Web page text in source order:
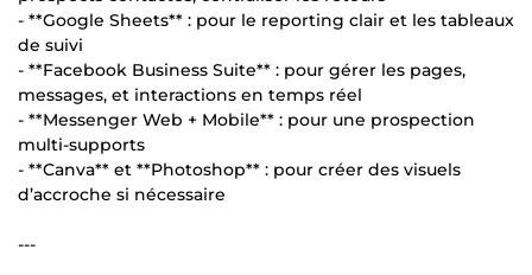
- **Google Sheets** : pour le reporting clair et les tableaux
de suivi
- **Facebook Business Suite** : pour gérer les pages,
messages, et interactions en temps réel
- **Messenger Web + Mobile** : pour une prospection
multi-supports
- **Canva** et **Photoshop** : pour créer des visuels
d’accroche si nécessaire
---